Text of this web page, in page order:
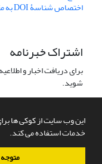
این وب سایت از کوکی ها
خدمات استفاده می کند.
اختصاص شناسۀ DOI به مقاله‌های فصلنامه تاریخ روابط خارجی
اشتراک خبرنامه
برای دریافت اخبار و
شوید.